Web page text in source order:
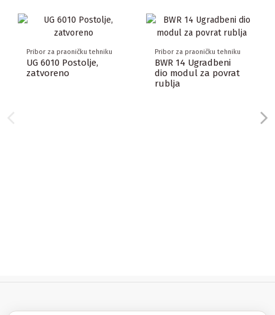
Pribor za praoničku tehniku
UG 6010 Postolje,
zatvoreno
Pribor za praoničku tehniku
BWR 14 Ugradbeni
dio modul za povrat
rublja